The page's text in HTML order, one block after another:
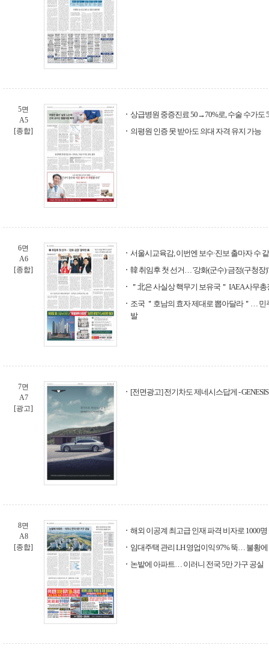
5면
A5
[종합]
상급병원 중증진료 50→70%로, 수술 수가도
의평원 인증 못 받아도 의대 자격 유지 가능
6면
A6
[종합]
서울시교육감, 이번엔 보수·진보 출마자 수
韓 취임후 첫 선거… '강화(군수)·금정(구청장
＂北은 사실상 핵무기 보유국＂ IAEA 사무
조국 ＂호남의 효자 제대로 뽑아달라＂… 민
발
7면
A7
[광고]
[전면광고] 전기차도 제네시스답게 - GENESIS
8면
A8
[종합]
해외 이공계 최고급 인재 파격 비자로 1000명
임대주택 관리 LH 영업이익 97% 뚝… 불황에
논밭에 아파트… 이러니 전국 5만 가구 공실